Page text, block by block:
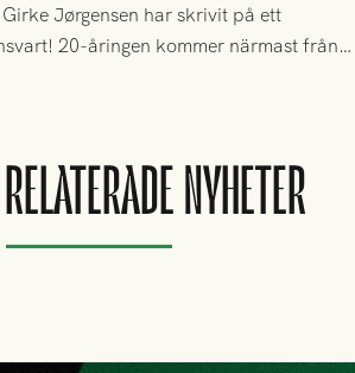
Jørgensen har skrivit på ett
20-åringen kommer närmast från
NYHETER